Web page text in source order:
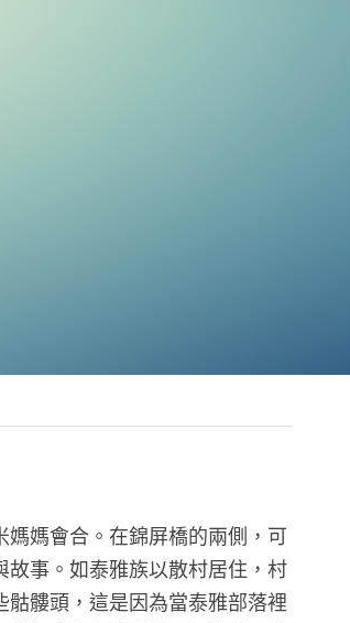
媽會合。在錦屏橋的兩側，可
事。如泰雅族以散村居住，村
髏頭，這是因為當泰雅部落裡